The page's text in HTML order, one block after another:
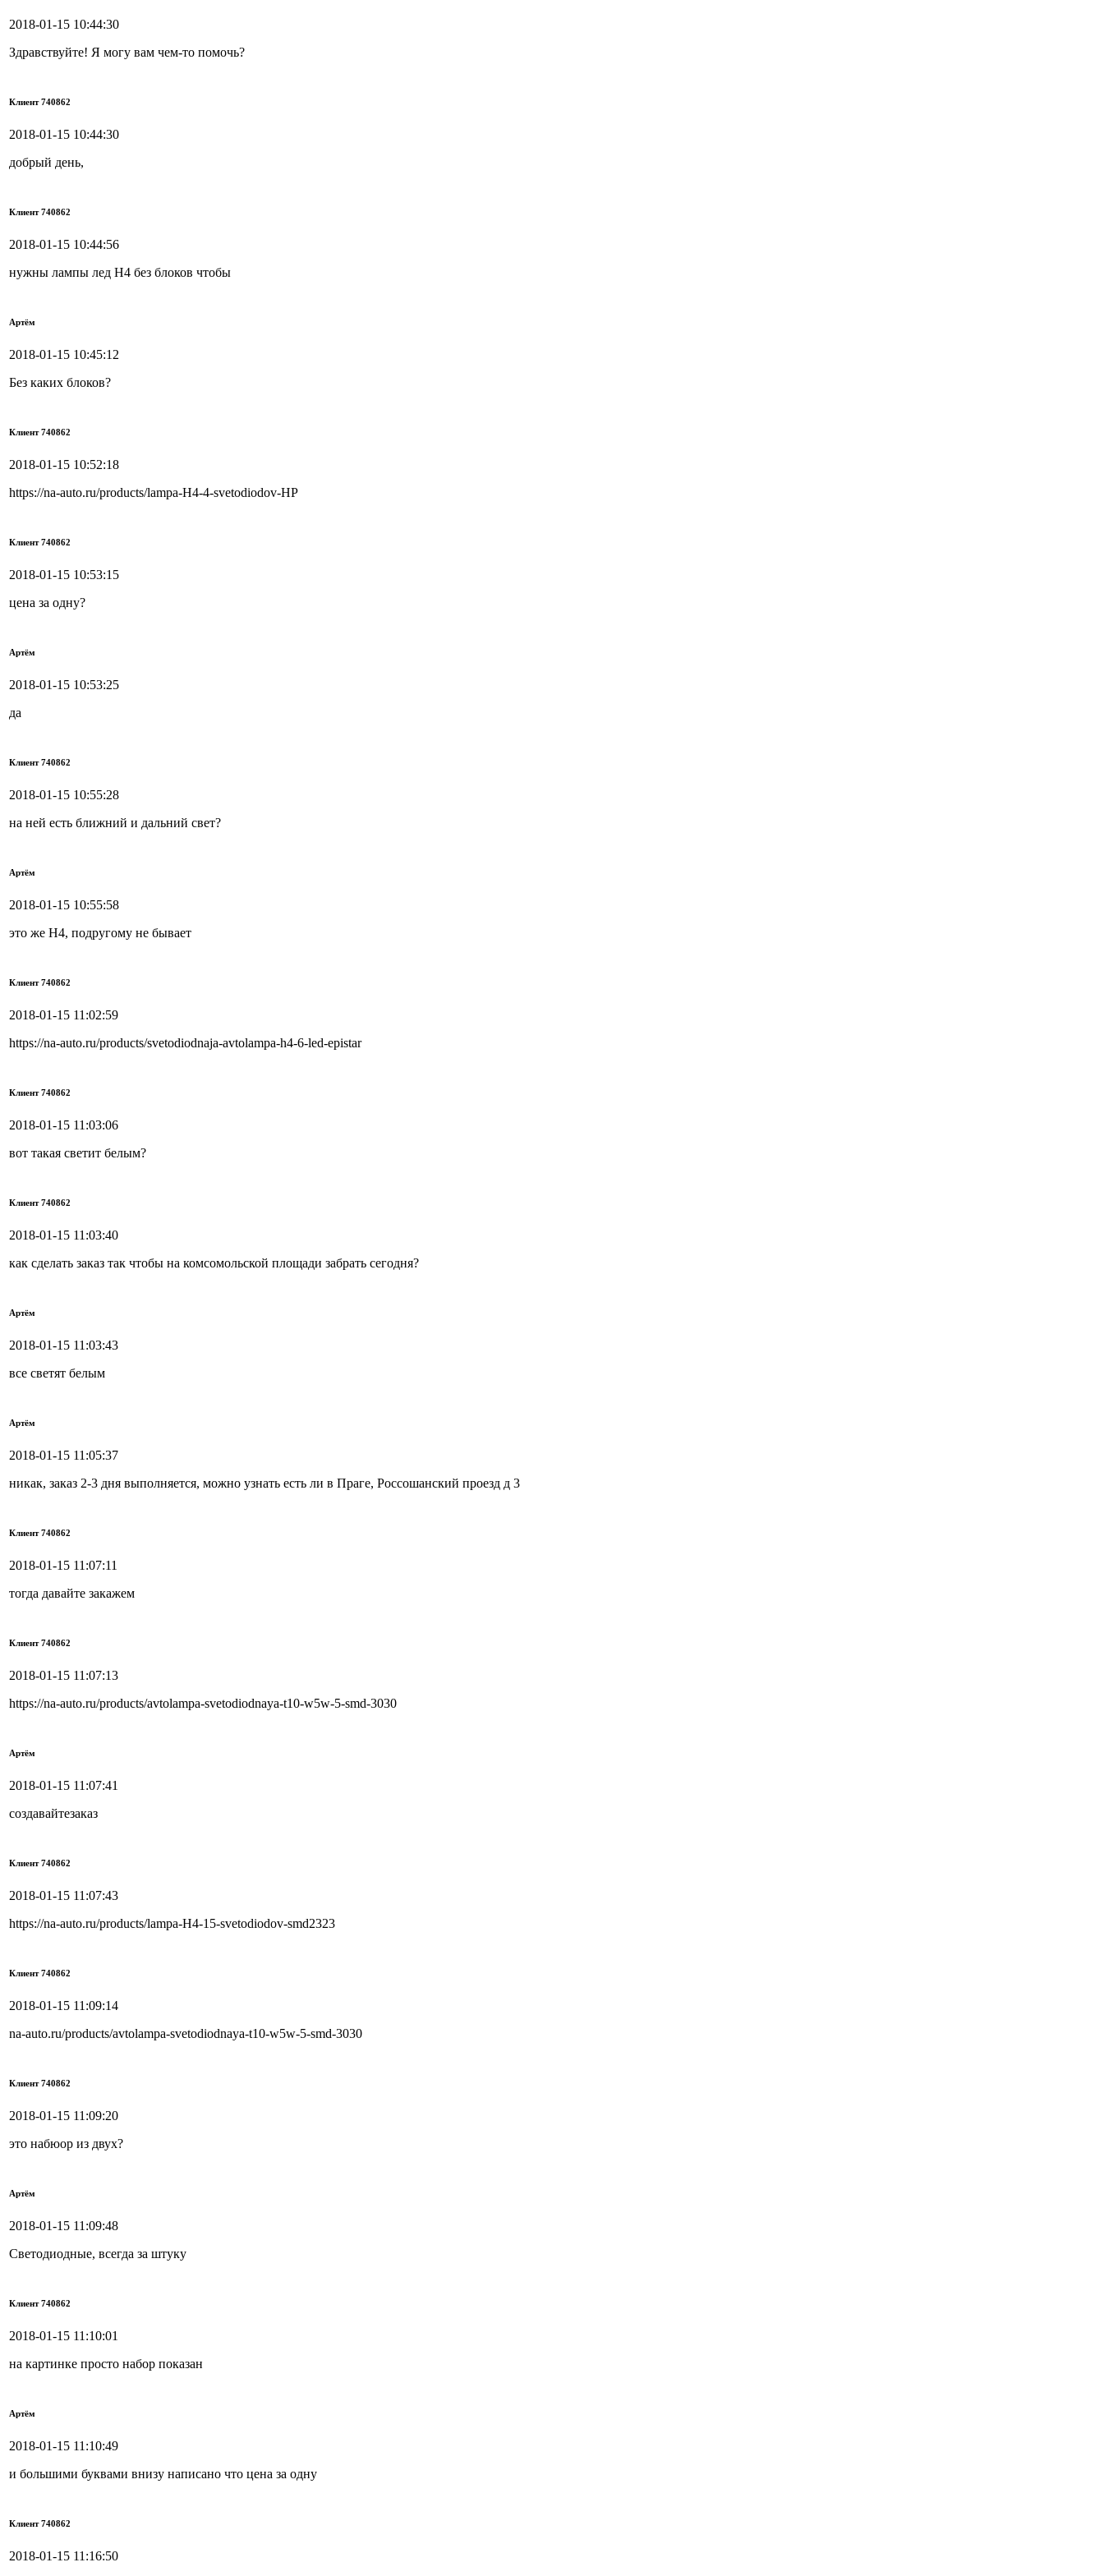
2018-01-15 10:44:30
Здравствуйте! Я могу вам чем-то помочь?
Клиент 740862
2018-01-15 10:44:30
добрый день,
Клиент 740862
2018-01-15 10:44:56
нужны лампы лед H4 без блоков чтобы
Артём
2018-01-15 10:45:12
Без каких блоков?
Клиент 740862
2018-01-15 10:52:18
https://na-auto.ru/products/lampa-H4-4-svetodiodov-HP
Клиент 740862
2018-01-15 10:53:15
цена за одну?
Артём
2018-01-15 10:53:25
да
Клиент 740862
2018-01-15 10:55:28
на ней есть ближний и дальний свет?
Артём
2018-01-15 10:55:58
это же Н4, подругому не бывает
Клиент 740862
2018-01-15 11:02:59
https://na-auto.ru/products/svetodiodnaja-avtolampa-h4-6-led-epistar
Клиент 740862
2018-01-15 11:03:06
вот такая светит белым?
Клиент 740862
2018-01-15 11:03:40
как сделать заказ так чтобы на комсомольской площади забрать сегодня?
Артём
2018-01-15 11:03:43
все светят белым
Артём
2018-01-15 11:05:37
никак, заказ 2-3 дня выполняется, можно узнать есть ли в Праге, Россошанский проезд д 3
Клиент 740862
2018-01-15 11:07:11
тогда давайте закажем
Клиент 740862
2018-01-15 11:07:13
https://na-auto.ru/products/avtolampa-svetodiodnaya-t10-w5w-5-smd-3030
Артём
2018-01-15 11:07:41
создавайтезаказ
Клиент 740862
2018-01-15 11:07:43
https://na-auto.ru/products/lampa-H4-15-svetodiodov-smd2323
Клиент 740862
2018-01-15 11:09:14
na-auto.ru/products/avtolampa-svetodiodnaya-t10-w5w-5-smd-3030
Клиент 740862
2018-01-15 11:09:20
это набюор из двух?
Артём
2018-01-15 11:09:48
Светодиодные, всегда за штуку
Клиент 740862
2018-01-15 11:10:01
на картинке просто набор показан
Артём
2018-01-15 11:10:49
и большими буквами внизу написано что цена за одну
Клиент 740862
2018-01-15 11:16:50